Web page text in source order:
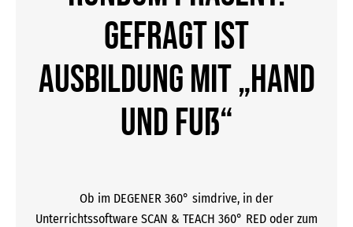
Gefragt ist
Ausbildung mit „Hand
und Fuß“
Ob im DEGENER 360° simdrive, in der
Unterrichtssoftware SCAN & TEACH 360° RED oder zum